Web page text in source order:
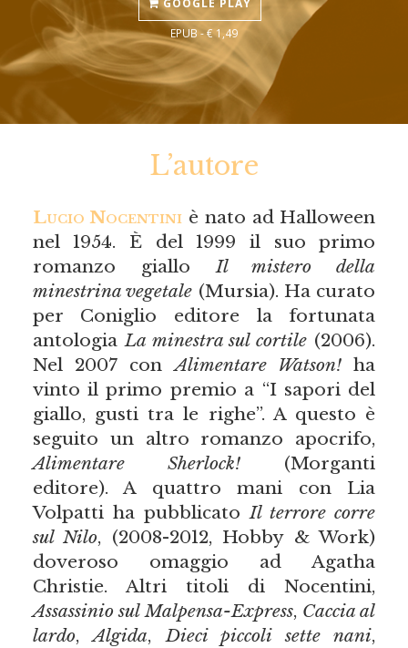
GOOGLE PLAY
EPUB - € 1,49
L’autore
Lucio Nocentini è nato ad Halloween
nel 1954. È del 1999 il suo primo
romanzo gialloIl mistero della
minestrina vegetale (Mursia). Ha curato
per Coniglio editore la fortunata
antologiaLa minestra sul cortile (2006).
Nel 2007 conAlimentare Watson! ha
vinto il primo premio a “I sapori del
giallo, gusti tra le righe”. A questo è
seguito un altro romanzo apocrifo,
Alimentare Sherlock! (Morganti
editore). A quattro mani con Lia
Volpatti ha pubblicatoIl terrore corre
sul Nilo, (2008-2012, Hobby & Work)
doveroso omaggio ad Agatha
Christie. Altri titoli di Nocentini,
Assassinio sul Malpensa-Express, Caccia al
lardo,Algida,Dieci piccoli sette nani,